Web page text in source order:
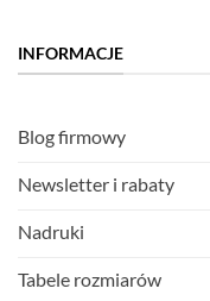
INFORMACJE
Blog firmowy
Newsletter i rabaty
Nadruki
Tabele rozmiarów